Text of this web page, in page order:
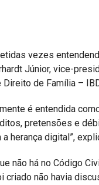
vezes
Júnior, vice-
de Família –
é entendida
pretensões e
herança digital”,
não há no Código
criado não havia